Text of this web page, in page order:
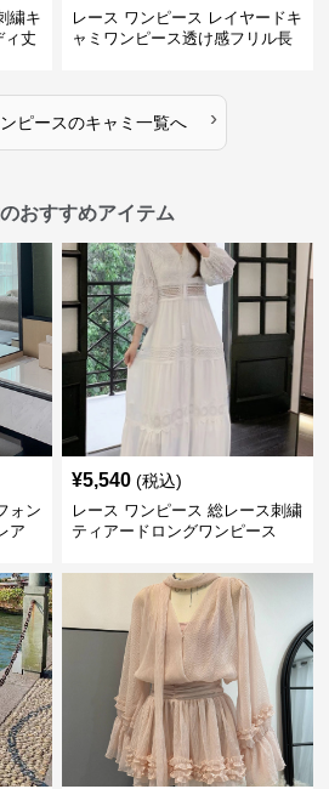
繍キ
ィ丈
レース ワンピース レイヤードキ
ャミワンピース透け感フリル長
ピースのキャミ 一覧へ ›
おすすめアイテム
ォン
ア
¥5,540 (税込)
レース ワンピース 総レース刺繍
ティアードロングワンピース